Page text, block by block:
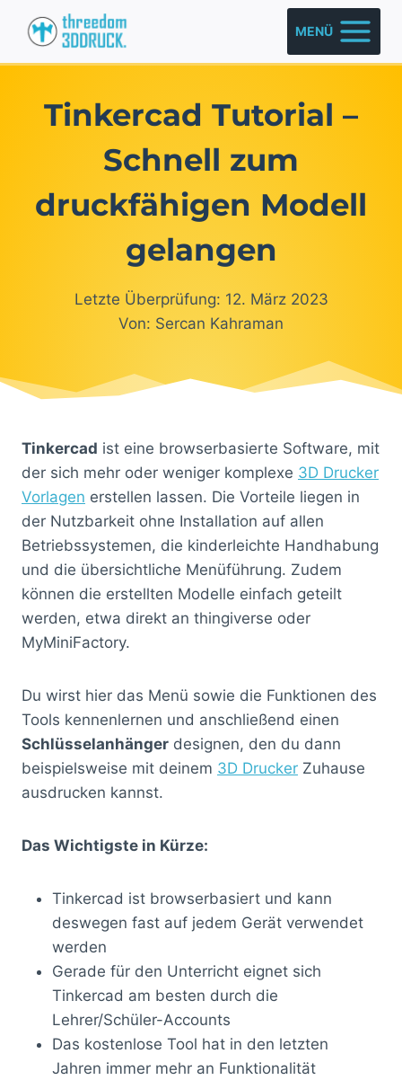
Inhalt
springen
MENÜ
Tinkercad Tutorial –
Schnell zum
druckfähigen Modell
gelangen
Letzte Überprüfung: 12. März 2023
Von: Sercan Kahraman
Tinkercad ist eine browserbasierte Software, mit
der sich mehr oder weniger komplexe 3D Drucker
Vorlagen erstellen lassen. Die Vorteile liegen in
der Nutzbarkeit ohne Installation auf allen
Betriebssystemen, die kinderleichte Handhabung
und die übersichtliche Menüführung. Zudem
können die erstellten Modelle einfach geteilt
werden, etwa direkt an thingiverse oder
MyMiniFactory.
Du wirst hier das Menü sowie die Funktionen des
Tools kennenlernen und anschließend einen
Schlüsselanhänger designen, den du dann
beispielsweise mit deinem 3D Drucker Zuhause
ausdrucken kannst.
Das Wichtigste in Kürze:
Tinkercad ist browserbasiert und kann
deswegen fast auf jedem Gerät verwendet
werden
Gerade für den Unterricht eignet sich
Tinkercad am besten durch die
Lehrer/Schüler-Accounts
Das kostenlose Tool hat in den letzten
Jahren immer mehr an Funktionalität